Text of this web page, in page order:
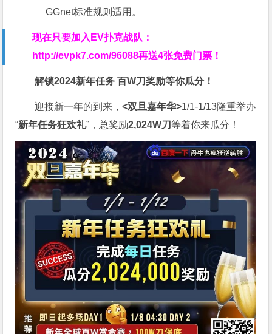
GGnet标准规则适用。
现在只要加入EV扑克战队：
http://evpk7.com/96088再送4张免费门票！
解锁2024新年任务百W刀奖励等你瓜分！
迎接新一年的到来，<双旦嘉年华>1/1-1/13隆重举办
“新年任务狂欢礼”，总奖励2,024W刀等着你来瓜分！